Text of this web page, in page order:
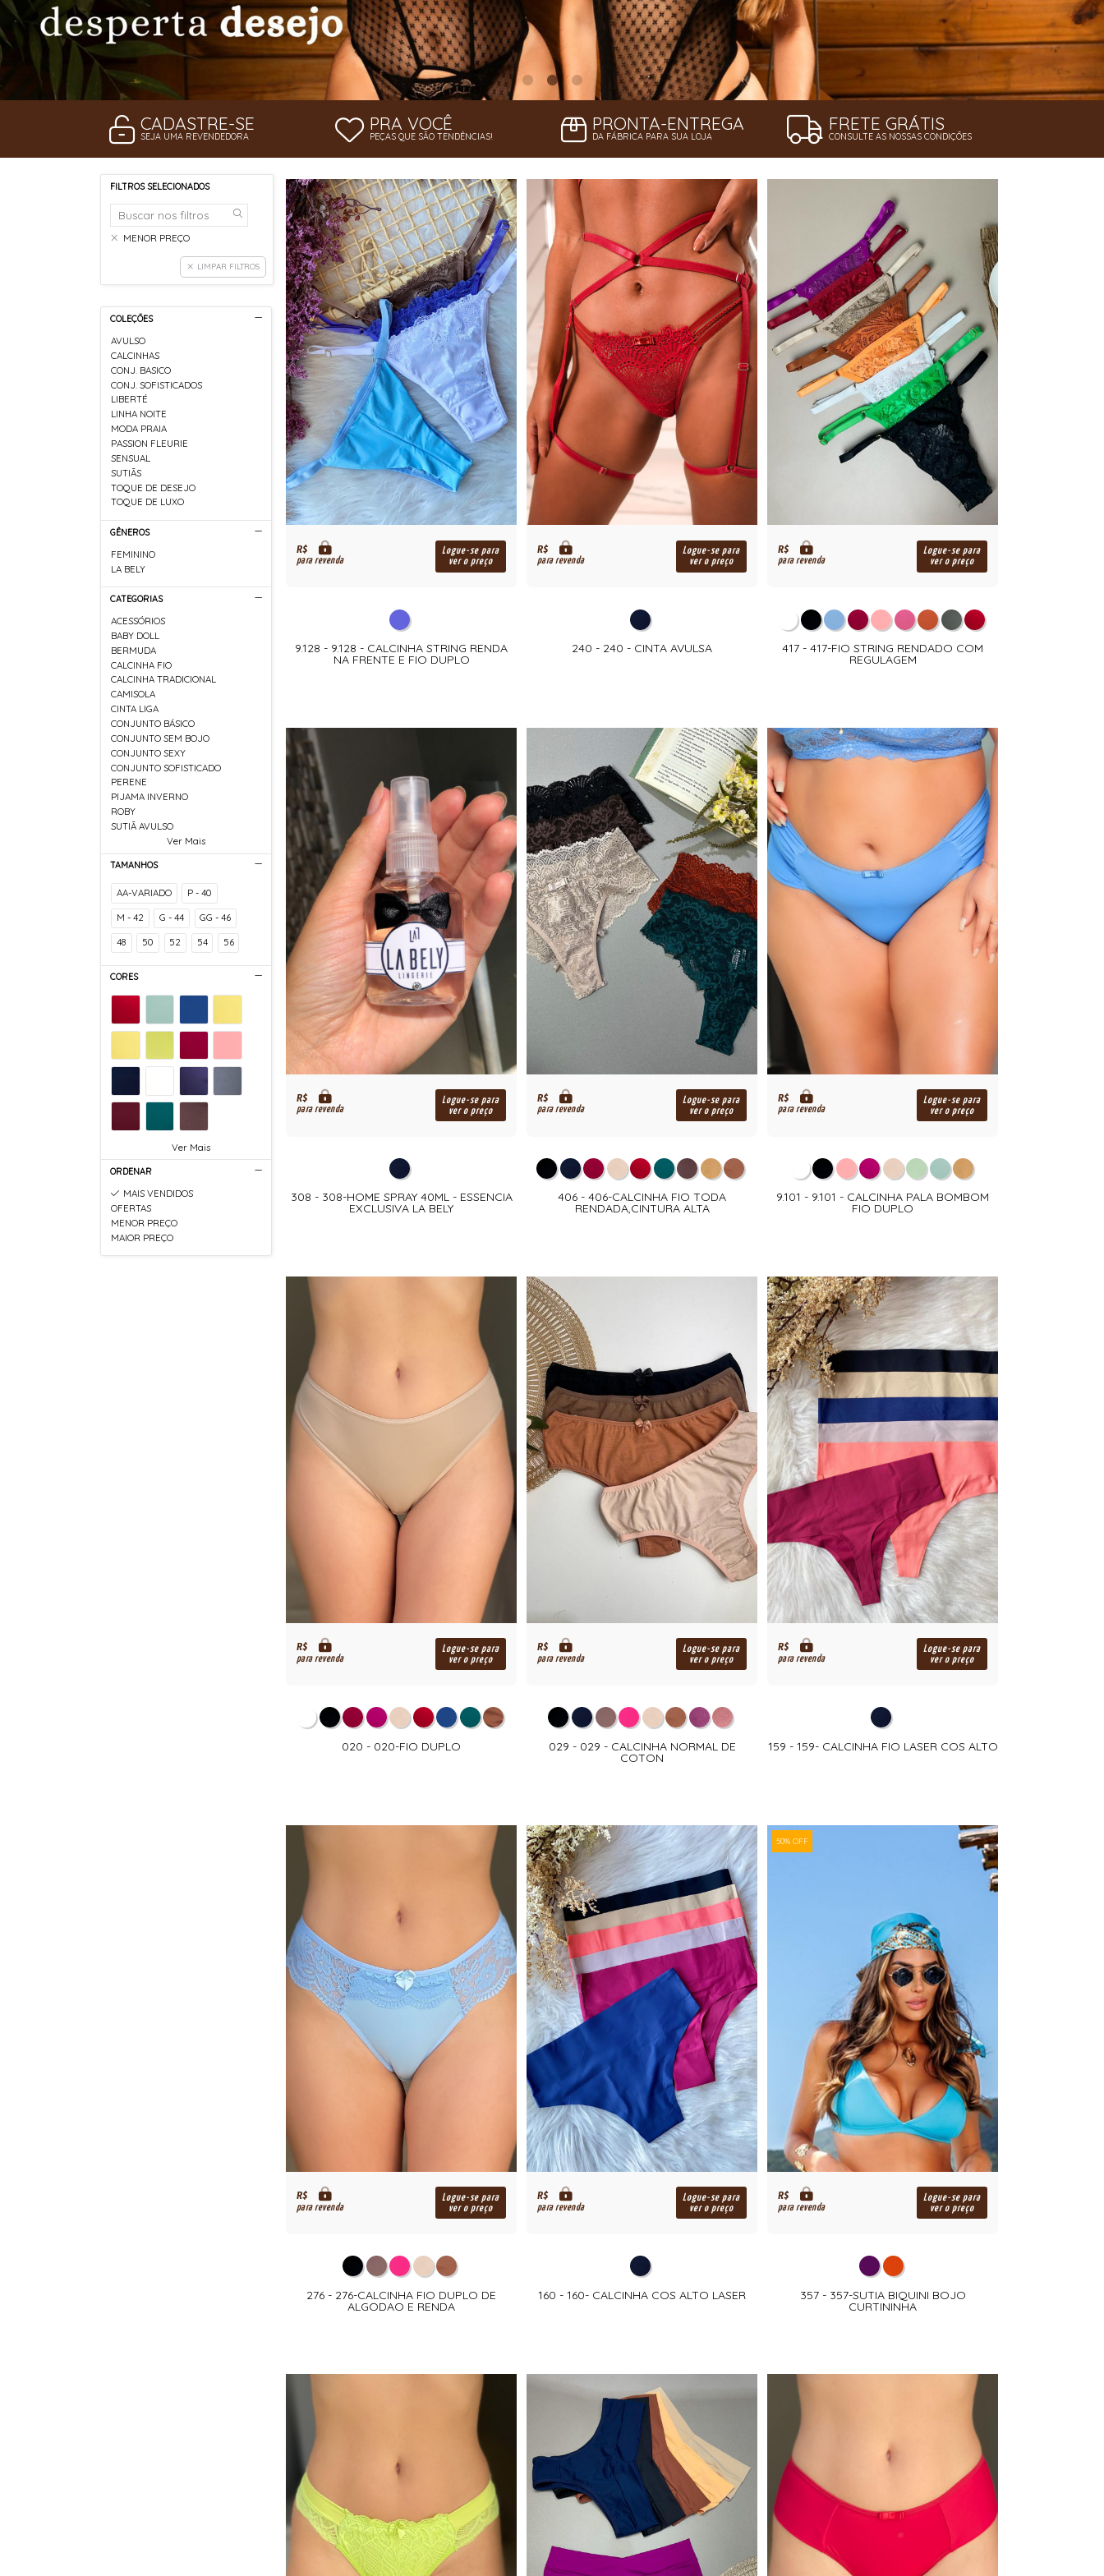
CADASTRE-SE
SEJA UMA REVENDEDORA
PRA VOCÊ
PEÇAS QUE SÃO TENDÊNCIAS!
PRONTA-ENTREGA
DA FÁBRICA PARA SUA LOJA
FRETE GRÁTIS
CONSULTE AS NOSSAS CONDIÇÕES
FILTROS SELECIONADOS
MENOR PREÇO
LIMPAR FILTROS
COLEÇÕES
AVULSO
CALCINHAS
CONJ. BASICO
CONJ. SOFISTICADOS
LIBERTÉ
LINHA NOITE
MODA PRAIA
PASSION FLEURIE
SENSUAL
SUTIÃS
TOQUE DE DESEJO
TOQUE DE LUXO
GÊNEROS
FEMININO
LA BELY
CATEGORIAS
ACESSÓRIOS
BABY DOLL
BERMUDA
CALCINHA FIO
CALCINHA TRADICIONAL
CAMISOLA
CINTA LIGA
CONJUNTO BÁSICO
CONJUNTO SEM BOJO
CONJUNTO SEXY
CONJUNTO SOFISTICADO
PERENE
PIJAMA INVERNO
ROBY
SUTIÃ AVULSO
Ver Mais
TAMANHOS
AA-VARIADO P - 40
M - 42 G - 44 GG - 46
48 50 52 54 56
CORES
Ver Mais
ORDENAR
MAIS VENDIDOS
OFERTAS
MENOR PREÇO
MAIOR PREÇO
R$
para revenda
Logue-se para
ver o preço
9.128 - 9.128 - CALCINHA STRING RENDA
NA FRENTE E FIO DUPLO
R$
para revenda
Logue-se para
ver o preço
240 - 240 - CINTA AVULSA
R$
para revenda
Logue-se para
ver o preço
417 - 417-FIO STRING RENDADO COM
REGULAGEM
R$
para revenda
Logue-se para
ver o preço
308 - 308-HOME SPRAY 40ML - ESSENCIA
EXCLUSIVA LA BELY
R$
para revenda
Logue-se para
ver o preço
406 - 406-CALCINHA FIO TODA
RENDADA,CINTURA ALTA
R$
para revenda
Logue-se para
ver o preço
9.101 - 9.101 - CALCINHA PALA BOMBOM
FIO DUPLO
R$
para revenda
Logue-se para
ver o preço
020 - 020-FIO DUPLO
R$
para revenda
Logue-se para
ver o preço
029 - 029 - CALCINHA NORMAL DE
COTON
R$
para revenda
Logue-se para
ver o preço
159 - 159- CALCINHA FIO LASER COS ALTO
R$
para revenda
Logue-se para
ver o preço
276 - 276-CALCINHA FIO DUPLO DE
ALGODAO E RENDA
R$
para revenda
Logue-se para
ver o preço
160 - 160- CALCINHA COS ALTO LASER
50% OFF
R$
para revenda
Logue-se para
ver o preço
357 - 357-SUTIA BIQUINI BOJO
CURTININHA